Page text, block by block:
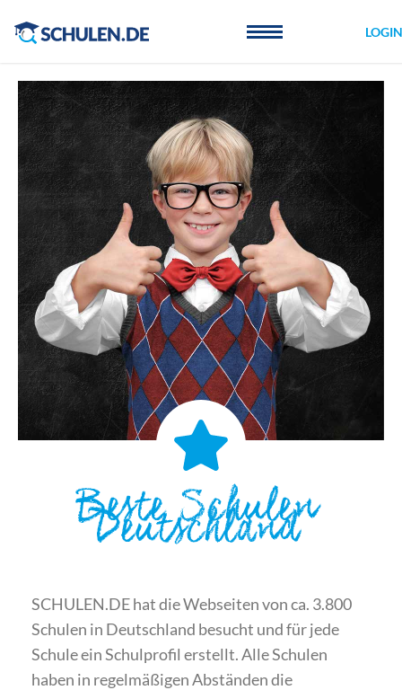
LOGIN
Beste Schulen
Deutschland
SCHULEN.DE hat die Webseiten von ca. 3.800
Schulen in Deutschland besucht und für jede
Schule ein Schulprofil erstellt. Alle Schulen
haben in regelmäßigen Abständen die